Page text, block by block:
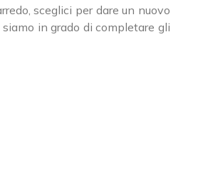
sceglici per dare un nuovo
in grado di completare gli